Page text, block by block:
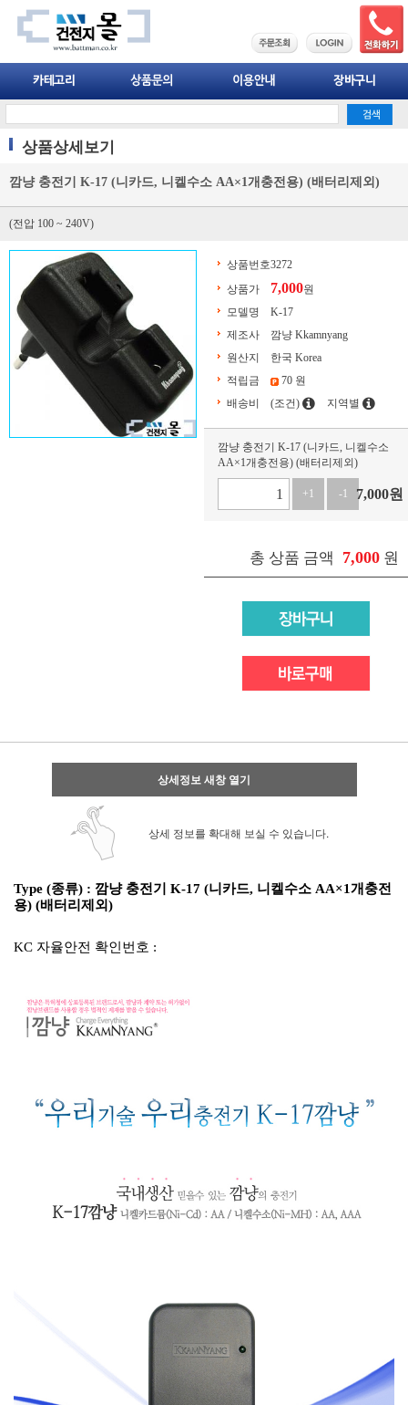
상품상세보기
깜냥 충전기 K-17 (니카드, 니켈수소 AA×1개충전용) (배터리제외)
(전압 100 ~ 240V)
상품번호3272
상품가
7,000원
모델명
K-17
제조사
깜냥 Kkamnyang
원산지
한국 Korea
적립금
70 원
배송비
(조건) 지역별
깜냥 충전기 K-17 (니카드, 니켈수소
AA×1개충전용) (배터리제외)
+1 -1 7,000원
총 상품 금액 7,000 원
상세정보 새창 열기
상세 정보를 확대해 보실 수 있습니다.
Type (종류) : 깜냥 충전기 K-17 (니카드, 니켈수소 AA×1개충전
용) (배터리제외)
KC 자율안전 확인번호 :